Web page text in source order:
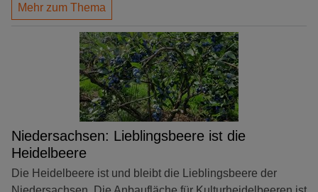
Mehr zum Thema
Niedersachsen: Lieblingsbeere ist die
Heidelbeere
Die Heidelbeere ist und bleibt die Lieblingsbeere der